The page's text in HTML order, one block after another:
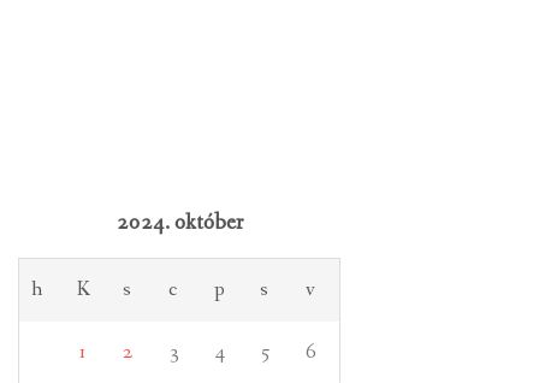
2024. október
h K s c p s v
1 2 3 4 5 6